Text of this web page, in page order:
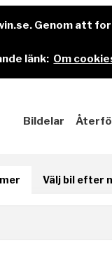
Genom att
länk: Om
Bildelar
Välj bil efter